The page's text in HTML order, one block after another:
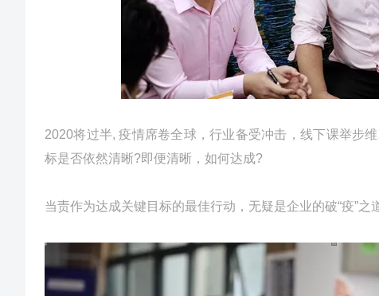
2020将过半, 疫情席卷全球，行业备受冲击，线下课举
标是否依然清晰?即便清晰，如何达成?
当责作为达成关键目标的最佳行动，无疑是企业的破“疫”之